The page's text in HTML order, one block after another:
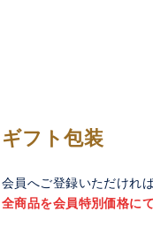
ギフト包装
会員へご登録いただければ
全商品を会員特別価格に